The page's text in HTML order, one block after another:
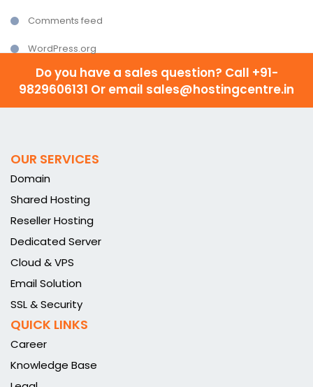
Comments feed
WordPress.org
Do you have a sales question? Call +91-
9829606131 Or email sales@hostingcentre.in
OUR SERVICES
Domain
Shared Hosting
Reseller Hosting
Dedicated Server
Cloud & VPS
Email Solution
SSL & Security
QUICK LINKS
Career
Knowledge Base